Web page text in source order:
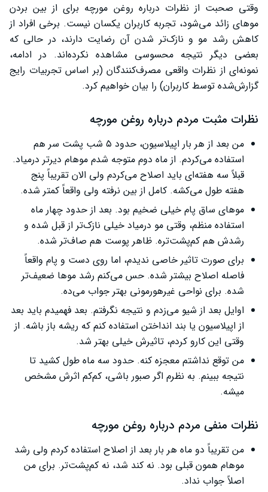
وقتی صحبت از نظرات درباره روغن مورچه برای از بین بردن
موهای زائد می‌شود، تجربه کاربران یکسان نیست. برخی افراد از
کاهش رشد مو و نازک‌تر شدن آن رضایت دارند، در حالی که
بعضی دیگر نتیجه محسوسی مشاهده نکرده‌اند. در ادامه،
نمونه‌ای از نظرات واقعی مصرف‌کنندگان (بر اساس تجربیات رایج
گزارش‌شده توسط کاربران) را بیان خواهیم کرد.
نظرات مثبت مردم درباره روغن مورچه
من بعد از هر بار اپیلاسیون، حدود ۵ شب پشت سر هم
استفاده می‌کردم. از ماه دوم متوجه شدم موهام دیرتر درمیاد.
قبلاً سه هفته‌ای باید اصلاح می‌کردم ولی الان تقریباً پنج
هفته طول می‌کشه. کامل از بین نرفته ولی واقعاً کمتر شده.
موهای ساق پام خیلی ضخیم بود. بعد از حدود چهار ماه
استفاده منظم، وقتی مو درمیاد خیلی نازک‌تر از قبل شده و
رشدش هم کم‌پشت‌تره. ظاهر پوست هم صاف‌تر شده.
برای صورت تاثیر خاصی ندیدم، اما روی دست و پام واقعاً
فاصله اصلاح بیشتر شده. حس می‌کنم رشد موها ضعیف‌تر
شده. برای نواحی غیرهورمونی بهتر جواب می‌ده.
اوایل بعد از شیو می‌زدم و نتیجه نگرفتم. بعد فهمیدم باید بعد
از اپیلاسیون یا بند انداختن استفاده کنم که ریشه باز باشه. از
وقتی این کارو کردم، تاثیرش خیلی بهتر شد.
من توقع نداشتم معجزه کنه. حدود سه ماه طول کشید تا
نتیجه ببینم. به نظرم اگر صبور باشی، کم‌کم اثرش مشخص
میشه.
نظرات منفی مردم درباره روغن مورچه
من تقریباً دو ماه هر بار بعد از اصلاح استفاده کردم ولی رشد
موهام همون قبلی بود. نه کند شد، نه کم‌پشت‌تر. برای من
اصلاً جواب نداد.